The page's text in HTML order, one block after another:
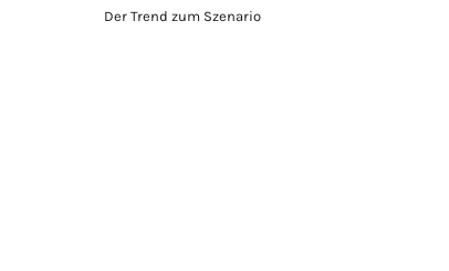
Der Trend zum Szenario